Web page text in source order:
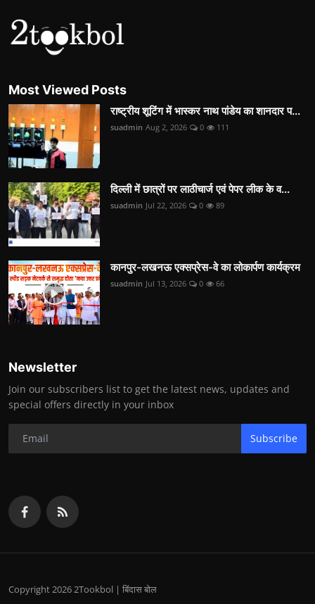
Most Viewed Posts
राष्ट्रीय शूटिंग में भास्कर नाथ पांडेय का शानदार प...
suadmin Aug 2, 2026 0 111
दिल्ली में छात्रों पर लाठीचार्ज एवं पेपर लीक के व...
suadmin Jul 22, 2026 0 89
कानपुर-लखनऊ एक्सप्रेस-वे का लोकार्पण कार्यक्रम
suadmin Jul 13, 2026 0 66
Newsletter
Join our subscribers list to get the latest news, updates and
special offers directly in your inbox
Subscribe
Copyright 2026 2Tookbol | बिंदास बोल